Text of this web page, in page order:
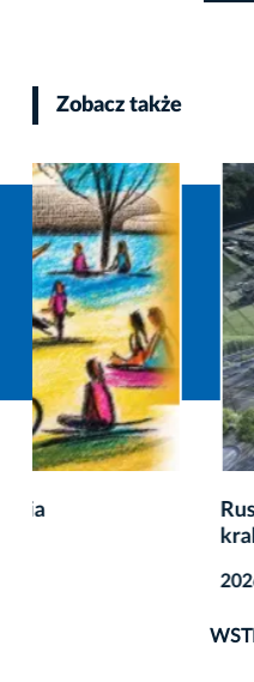
Zobacz także
Rusza modernizacja
krakowskich